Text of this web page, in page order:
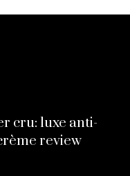
cru: luxe anti-
review